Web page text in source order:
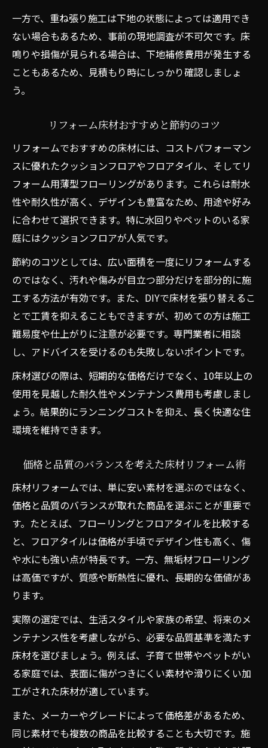
一方で、重ね張り施工は下地の状態によっては適用でき
ない場合もあるため、事前の現地調査が不可欠です。床
鳴りや損傷が見られる場合は、下地補修費用が発生する
こともあるため、見積もり時にしっかり確認しましょ
う。
リフォーム床材おすすめと節約のコツ
リフォームでおすすめの床材には、コストパフォーマン
スに優れたクッションフロアやフロアタイル、そしてリ
フォーム用薄型フローリングがあります。これらは耐水
性や耐久性が高く、デザインも豊富なため、用途や好み
に合わせて選択できます。特に水回りやペットのいる家
庭にはクッションフロアが人気です。
節約のコツとしては、広い面積を一度にリフォームする
のではなく、汚れや傷みが目立つ部分だけを部分的に施
工する方法が有効です。また、DIYで床材を張り替えるこ
とで工賃を抑えることもできますが、初めての方は施工
難易度や仕上がりに注意が必要です。専門業者に相談
し、アドバイスを受けるのも失敗しないポイントです。
床材選びの際は、短期的な価格だけでなく、10年以上の
使用を見越した耐久性やメンテナンス費用も考慮しまし
ょう。結果的にランニングコストを抑え、長く快適な住
環境を維持できます。
価格と品質のバランスを考えた床材リフォーム術
床材リフォームでは、単に安い素材を選ぶのではなく、
価格と品質のバランスが取れた商品を選ぶことが重要で
す。たとえば、フローリングとフロアタイルを比較する
と、フロアタイルは価格が手頃でデザイン性も高く、傷
や水にも強い点が特長です。一方、無垢材フローリング
は高価ですが、質感や断熱性に優れ、長期的な価値があ
ります。
実際の選定では、生活スタイルや家族の希望、将来のメ
ンテナンス性を考慮しながら、必要な品質基準を満たす
床材を選びましょう。例えば、子育て世帯やペットがい
る家庭では、表面に傷がつきにくい素材や滑りにくい加
工がされた床材が適しています。
また、メーカーやグレードによって価格差があるため、
同じ素材でも複数の商品を比較することも大切です。施